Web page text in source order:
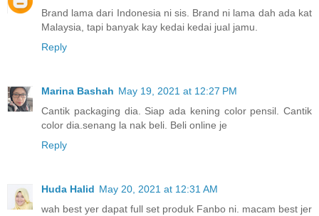
Brand lama dari Indonesia ni sis. Brand ni lama dah ada kat
Malaysia, tapi banyak kay kedai kedai jual jamu.
Reply
Marina Bashah May 19, 2021 at 12:27 PM
Cantik packaging dia. Siap ada kening color pensil. Cantik
color dia.senang la nak beli. Beli online je
Reply
Huda Halid May 20, 2021 at 12:31 AM
wah best yer dapat full set produk Fanbo ni. macam best jer